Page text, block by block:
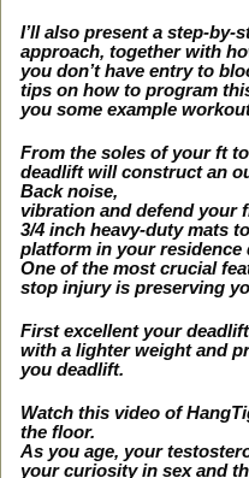
I’ll also present a step-by-
approach, together with
you don’t have entry to
tips on how to program
you some example
From the soles of your ft
deadlift will construct an
Back noise,
vibration and defend your
3/4 inch heavy-duty mats
platform in your residence
One of the most crucial
stop injury is preserving
First excellent your
with a lighter weight and
you deadlift.
Watch this video of
the floor.
As you age, your
your curiosity in sex and